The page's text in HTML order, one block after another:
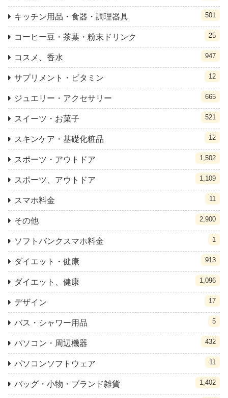
キッチン用品・食器・調理器具 501
コーヒー豆・茶葉・粉末ドリンク 25
コスメ、香水 947
サプリメント・ビタミン 12
ジュエリー・アクセサリー 665
スイーツ・お菓子 521
スキンケア・基礎化粧品 12
スポーツ・アウトドア 1,502
スポーツ、アウトドア 1,109
スマホ料金 11
その他 2,900
ソフトバンクスマホ料金 1
ダイエット・健康 913
ダイエット、健康 1,096
デザイン 17
バス・シャワー用品 5
パソコン・周辺機器 432
パソコンソフトウェア 11
バッグ・小物・ブランド雑貨 1,402